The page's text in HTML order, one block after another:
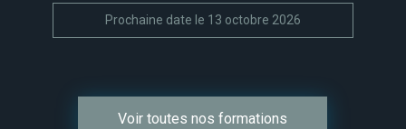
Prochaine date le 13 octobre 2026
Voir toutes nos formations